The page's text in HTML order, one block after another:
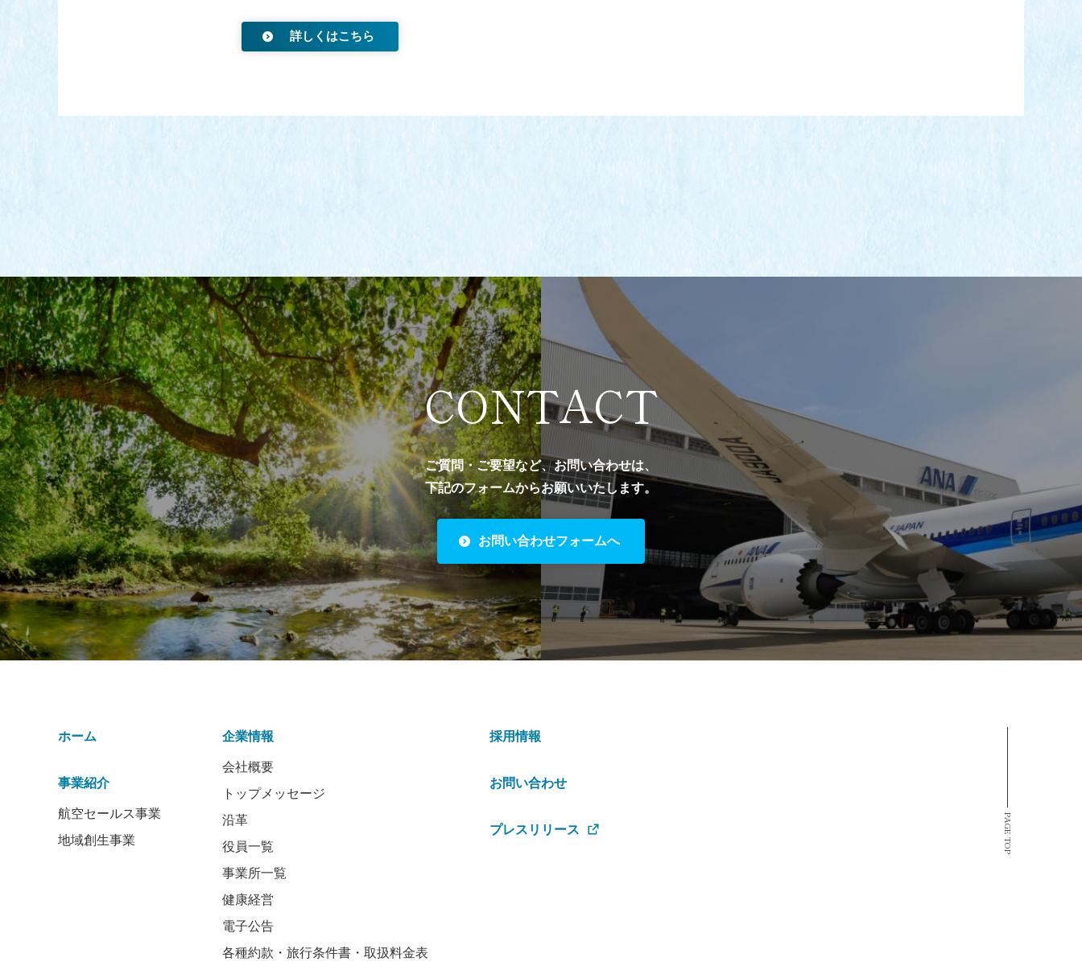
詳しくはこちら
CONTACT
ご質問・ご要望など、お問い合わせは、
下記のフォームからお願いいたします。
お問い合わせフォームへ
PAGE TOP
ホーム
事業紹介
航空セールス事業
地域創生事業
企業情報
会社概要
トップメッセージ
沿革
役員一覧
事業所一覧
健康経営
電子公告
各種約款・旅行条件書・取扱料金表
採用情報
お問い合わせ
プレスリリース